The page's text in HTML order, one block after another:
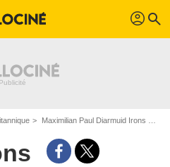
profil search
Maximilian Paul Diarmuid Irons dit Max Irons